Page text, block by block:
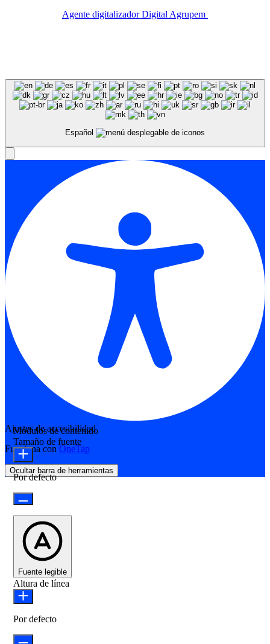
Agente digitalizador Digital Agrupem
Español
Ajustes de accesibilidad
Funciona con OneTap
Ocultar barra de herramientas
Módulos de contenido
Tamaño de fuente
Por defecto
Fuente legible
Altura de línea
Por defecto